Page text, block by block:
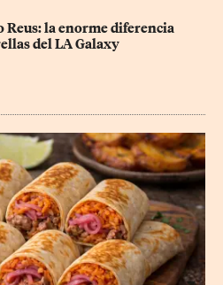
Reus: la enorme diferencia
del LA Galaxy